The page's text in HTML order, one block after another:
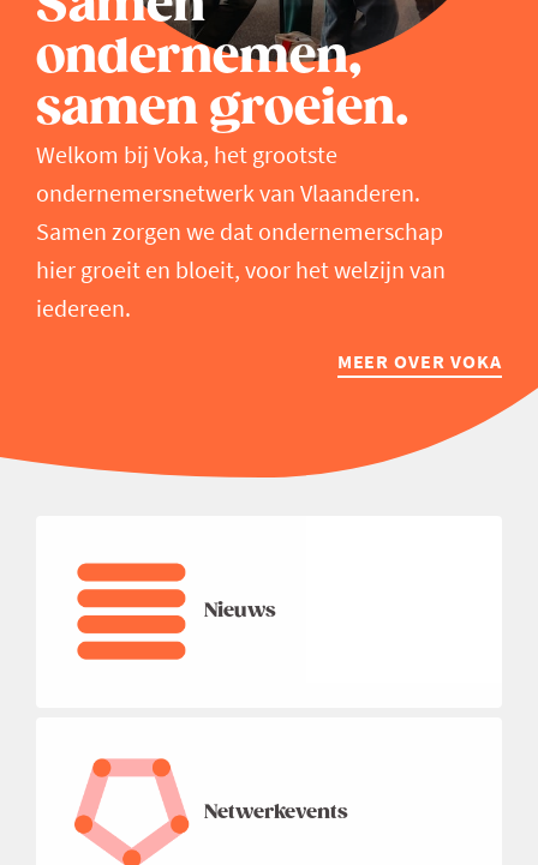
ondernemen,
samen groeien.
Welkom bij Voka, het grootste
ondernemersnetwerk van Vlaanderen.
Samen zorgen we dat ondernemerschap
hier groeit en bloeit, voor het welzijn van
iedereen.
MEER OVER VOKA
Nieuws
Netwerkevents